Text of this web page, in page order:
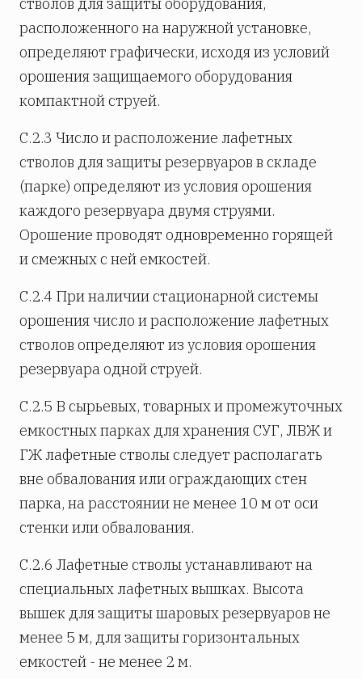
расположенного на наружной установке,
определяют графически, исходя из условий
орошения защищаемого оборудования
компактной струей.
С.2.3 Число и расположение лафетных
стволов для защиты резервуаров в складе
(парке) определяют из условия орошения
каждого резервуара двумя струями.
Орошение проводят одновременно горящей
и смежных с ней емкостей.
С.2.4 При наличии стационарной системы
орошения число и расположение лафетных
стволов определяют из условия орошения
резервуара одной струей.
С.2.5 В сырьевых, товарных и промежуточных
емкостных парках для хранения СУГ, ЛВЖ и
ГЖ лафетные стволы следует располагать
вне обвалования или ограждающих стен
парка, на расстоянии не менее 10 м от оси
стенки или обвалования.
С.2.6 Лафетные стволы устанавливают на
специальных лафетных вышках. Высота
вышек для защиты шаровых резервуаров не
менее 5 м, для защиты горизонтальных
емкостей - не менее 2 м.